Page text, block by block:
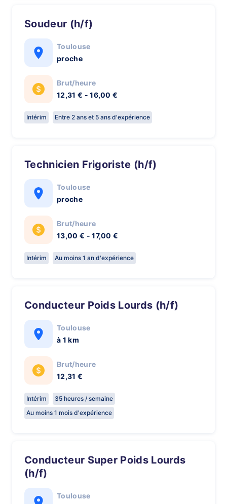
Soudeur (h/f)
Toulouse
proche
Brut/heure
12,31 € - 16,00 €
Intérim Entre 2 ans et 5 ans d'expérience
Technicien Frigoriste (h/f)
Toulouse
proche
Brut/heure
13,00 € - 17,00 €
Intérim Au moins 1 an d'expérience
Conducteur Poids Lourds (h/f)
Toulouse
à 1 km
Brut/heure
12,31 €
Intérim
35 heures / semaine
Au moins 1 mois d'expérience
Conducteur Super Poids Lourds
(h/f)
Toulouse